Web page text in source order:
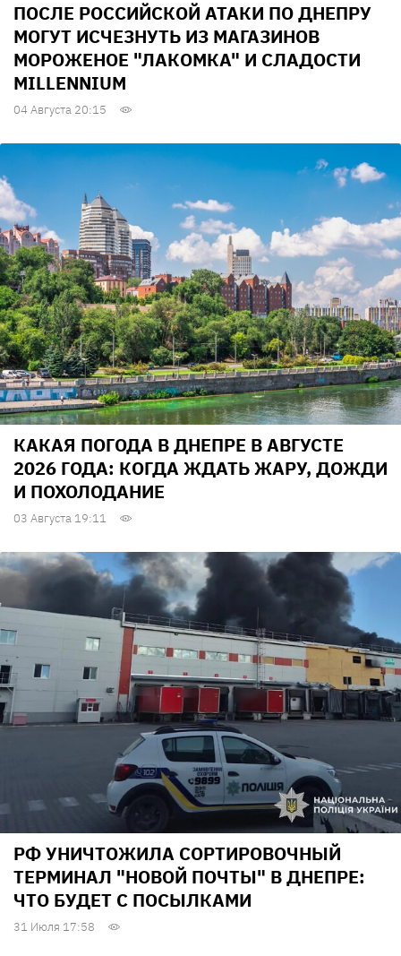
ПОСЛЕ РОССИЙСКОЙ АТАКИ ПО ДНЕПРУ
МОГУТ ИСЧЕЗНУТЬ ИЗ МАГАЗИНОВ
МОРОЖЕНОЕ "ЛАКОМКА" И СЛАДОСТИ
MILLENNIUM
04 Августа 20:15
КАКАЯ ПОГОДА В ДНЕПРЕ В АВГУСТЕ
2026 ГОДА: КОГДА ЖДАТЬ ЖАРУ, ДОЖДИ
И ПОХОЛОДАНИЕ
03 Августа 19:11
РФ УНИЧТОЖИЛА СОРТИРОВОЧНЫЙ
ТЕРМИНАЛ "НОВОЙ ПОЧТЫ" В ДНЕПРЕ:
ЧТО БУДЕТ С ПОСЫЛКАМИ
31 Июля 17:58